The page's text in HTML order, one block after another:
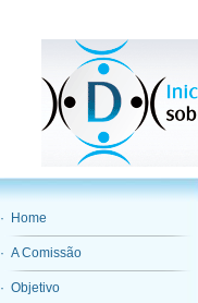
· Home
· A Comissão
· Objetivo